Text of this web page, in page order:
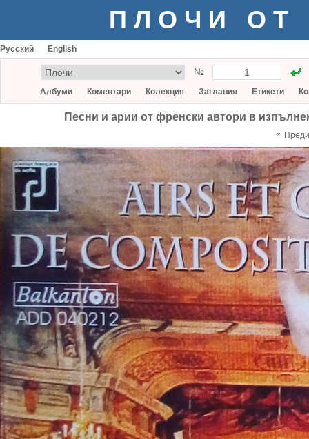
ПЛОЧИ ОТ
Русский English
№
Албуми Коментари Колекция Заглавия Етикети
Песни и арии от френски автори в
«